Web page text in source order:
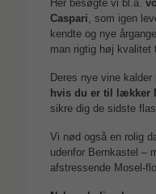
Her besøgte vi bl.a.
Caspari , som igen
kendte og nye
man rigtig høj kvalitet
Deres nye vine kalder
hvis du er til lækker
sikre dig de sidste
Vi nød også en rolig
udenfor Bernkastel –
afstressende Mosel-